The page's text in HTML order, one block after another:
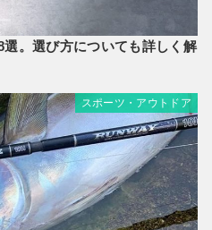
。選び方についても詳しく解
スポーツ・アウトドア